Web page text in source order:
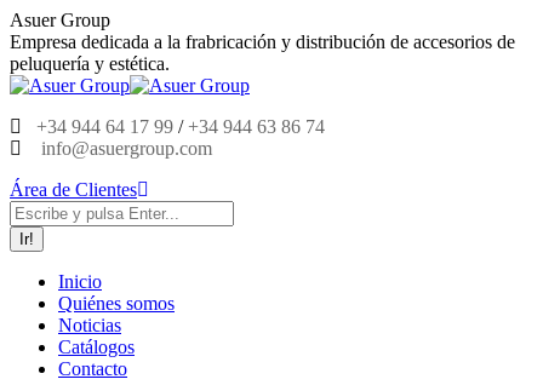
Saltar
al
contenido
Asuer Group
Empresa dedicada a la frabricación y distribución de accesorios de
peluquería y estética.
+34 944 64 17 99 /+34 944 63 86 74
info@asuergroup.com
Área de Clientes
Buscar:
Inicio
Quiénes somos
Noticias
Catálogos
Contacto